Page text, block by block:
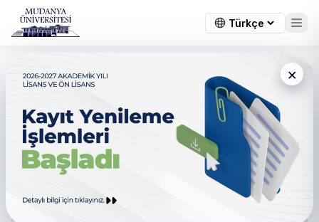
×
← Tüm duyurular
2025-2026 Önlisans/Lisans
Tek Ders Sınav Programı